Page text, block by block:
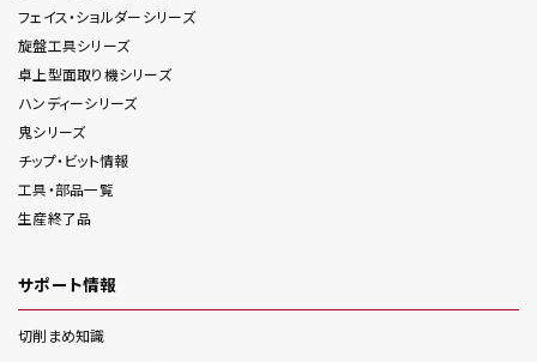
フェイス・ショルダーシリーズ
旋盤工具シリーズ
卓上型面取り機シリーズ
ハンディーシリーズ
鬼シリーズ
チップ・ビット情報
工具・部品一覧
生産終了品
サポート情報
切削まめ知識